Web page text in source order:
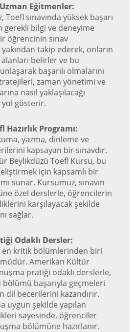
Eğitmenler:
sınavında yüksek başarı
gerekli bilgi ve deneyime
öğrencinin sınav
takip ederek, onların
belirler ve bu
başarılı olmalarını
zaman yönetimi ve
nasıl yaklaşılacağı
gösterir.
Hazırlık Programı:
yazma, dinleme ve
kapsayan bir sınavdır.
Beylikdüzü Toefl Kursu, bu
için kapsamlı bir
sunar. Kursumuz, sınavın
özel derslerle, öğrencilerin
karşılayacak şekilde
sağlar.
Odaklı Dersler:
en kritik bölümlerinden biri
Amerikan Kültür
pratiği odaklı derslerle,
başarıyla geçmeleri
dil becerilerini kazandırır.
uygun şekilde yapılan
sayesinde, öğrenciler
bölümüne hazırlanır.